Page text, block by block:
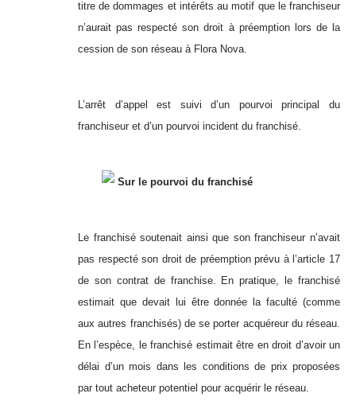
titre de dommages et intérêts au motif que le franchiseur
n’aurait pas respecté son droit à préemption lors de la
cession de son réseau à Flora Nova.
L’arrêt d’appel est suivi d’un pourvoi principal du
franchiseur et d’un pourvoi incident du franchisé.
Sur le pourvoi du franchisé
Le franchisé soutenait ainsi que son franchiseur n’avait
pas respecté son droit de préemption prévu à l’article 17
de son contrat de franchise. En pratique, le franchisé
estimait que devait lui être donnée la faculté (comme
aux autres franchisés) de se porter acquéreur du réseau.
En l’espèce, le franchisé estimait être en droit d’avoir un
délai d’un mois dans les conditions de prix proposées
par tout acheteur potentiel pour acquérir le réseau.